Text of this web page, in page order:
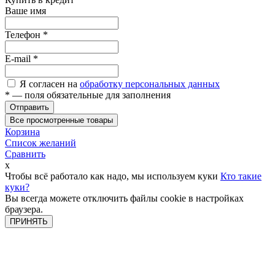
Ваше имя
Телефон *
E-mail *
Я согласен на обработку персональных данных
* — поля обязательные для заполнения
Отправить
Все просмотренные товары
Корзина
Список желаний
Сравнить
x
Чтобы всё работало как надо, мы используем куки Кто такие
куки?
Вы всегда можете отключить файлы cookie в настройках
браузера.
ПРИНЯТЬ